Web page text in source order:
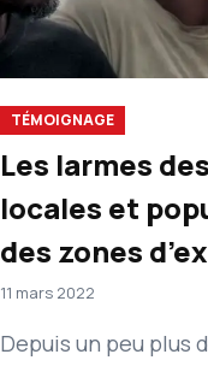
TÉMOIGNAGE
Les larmes
locales et
des zones
du
République
11 mars 2022
Depuis un peu plus